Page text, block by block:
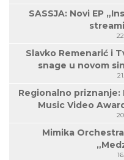
SASSJA: Novi EP
Slavko Remenarić i
snage u novom
Regionalno priznanje:
Music Video
Mimika